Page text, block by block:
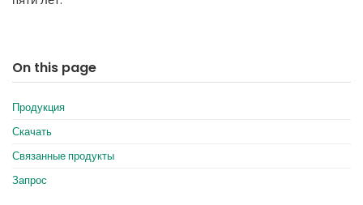
On this page
Продукция
Скачать
Связанные продукты
Запрос